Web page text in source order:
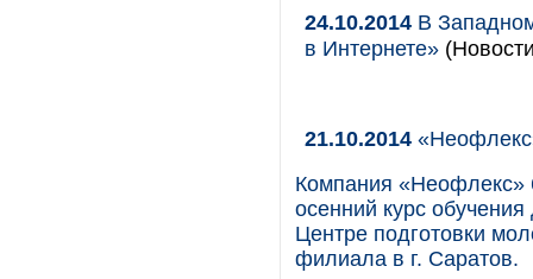
24.10.2014 В
в Интернете»
21.10.2014
Компания «Неофлекс»
осенний курс
Центре подготовки
филиала в г. Саратов.